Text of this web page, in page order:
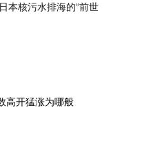
本核污水排海的“前世
高开猛涨为哪般